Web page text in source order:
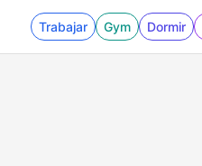
Trabajar Gym Dormir